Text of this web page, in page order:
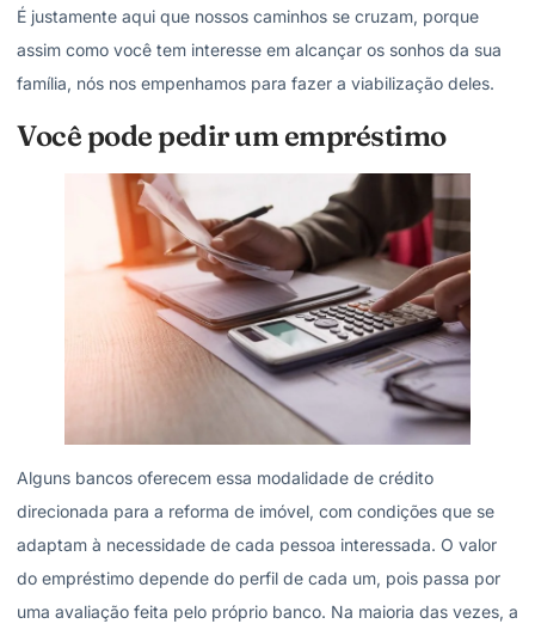
É justamente aqui que nossos caminhos se cruzam, porque
assim como você tem interesse em alcançar os sonhos da sua
família, nós nos empenhamos para fazer a viabilização deles.
Você pode pedir um empréstimo
Alguns bancos oferecem essa modalidade de crédito
direcionada para a reforma de imóvel, com condições que se
adaptam à necessidade de cada pessoa interessada. O valor
do empréstimo depende do perfil de cada um, pois passa por
uma avaliação feita pelo próprio banco. Na maioria das vezes, a